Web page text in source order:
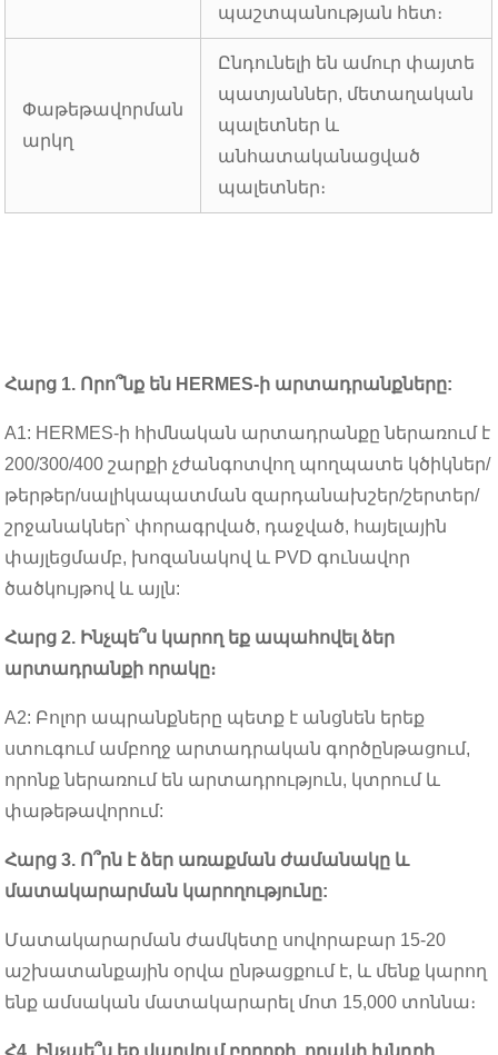
պաշտպանության հետ։
Փաթեթավորման
արկղ
Ընդունելի են ամուր փայտե
պատյաններ, մետաղական
պալետներ և
անհատականացված
պալետներ։
Հարց 1. Որո՞նք են HERMES-ի արտադրանքները:
A1: HERMES-ի հիմնական արտադրանքը ներառում է
200/300/400 շարքի չժանգոտվող պողպատե կծիկներ/
թերթեր/սալիկապատման զարդանախշեր/շերտեր/
շրջանակներ՝ փորագրված, դաջված, հայելային
փայլեցմամբ, խոզանակով և PVD գունավոր
ծածկույթով և այլն:
Հարց 2. Ինչպե՞ս կարող եք ապահովել ձեր
արտադրանքի որակը։
A2: Բոլոր ապրանքները պետք է անցնեն երեք
ստուգում ամբողջ արտադրական գործընթացում,
որոնք ներառում են արտադրություն, կտրում և
փաթեթավորում:
Հարց 3. Ո՞րն է ձեր առաքման ժամանակը և
մատակարարման կարողությունը:
Մատակարարման ժամկետը սովորաբար 15-20
աշխատանքային օրվա ընթացքում է, և մենք կարող
ենք ամսական մատակարարել մոտ 15,000 տոննա։